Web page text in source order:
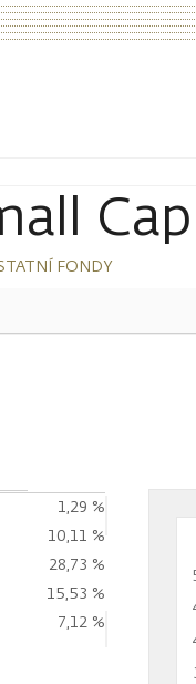
FONDY
1,29 %
10,11 %
28,73 %
15,53 %
7,12 %